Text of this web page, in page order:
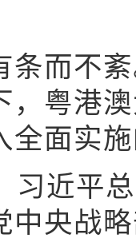
而不紊
，粤港
全面实
近平总
中央战